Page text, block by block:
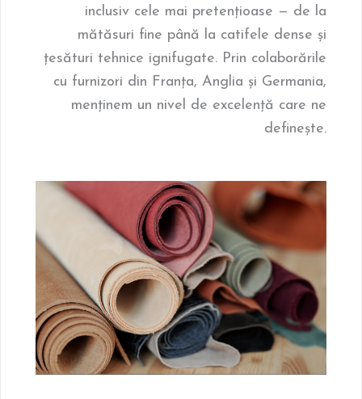
inclusiv cele mai pretențioase — de la
mătăsuri fine până la catifele dense și
țesături tehnice ignifugate. Prin colaborările
cu furnizori din Franța, Anglia și Germania,
menținem un nivel de excelență care ne
definește.